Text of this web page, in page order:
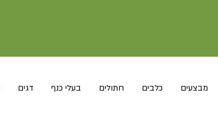
מבצעים כלבים חתולים בעלי כנף דגים